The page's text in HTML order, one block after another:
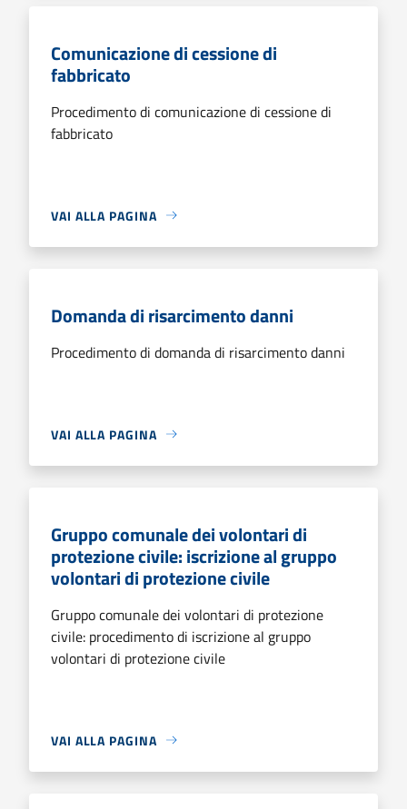
Comunicazione di cessione di
fabbricato
Procedimento di comunicazione di cessione di
fabbricato
VAI ALLA PAGINA
Domanda di risarcimento danni
Procedimento di domanda di risarcimento danni
VAI ALLA PAGINA
Gruppo comunale dei volontari di
protezione civile: iscrizione al gruppo
volontari di protezione civile
Gruppo comunale dei volontari di protezione
civile: procedimento di iscrizione al gruppo
volontari di protezione civile
VAI ALLA PAGINA